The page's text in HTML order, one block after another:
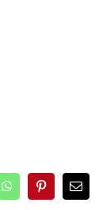
WhatsAppPinterestEmail